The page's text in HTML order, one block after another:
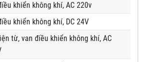
khiển không khí, AC 220v
khiển không khí, DC 24V
từ, van điều khiển không khí, AC